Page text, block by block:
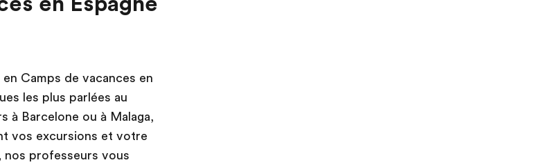
Camps de vacances en
les plus parlées au
à Barcelone ou à Malaga,
vos excursions et votre
nos professeurs vous